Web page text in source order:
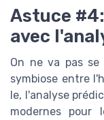
Astuce
avec
On ne va pas
symbiose entre
le, l'analyse
modernes pour